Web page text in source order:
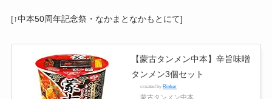
[↑中本50周年記念祭・なかまとなかもとにて]
【蒙古タンメン中本】辛旨味噌
タンメン3個セット
created by Rinker
蒙古タンメン中本